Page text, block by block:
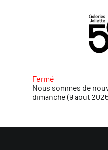
Fermé
Nous sommes de
dimanche (9 août